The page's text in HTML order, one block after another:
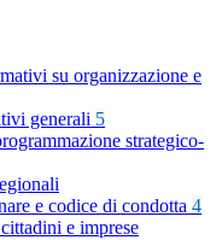
su organizzazione e
generali 5
strategico-
e codice di condotta 4
e imprese